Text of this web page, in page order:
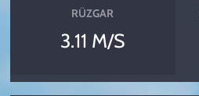
RÜZGAR
3.11 M/S